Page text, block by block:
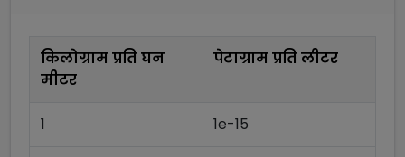
किलोग्राम प्रति घन
मीटर
पेटाग्राम प्रति लीटर
1 1e-15